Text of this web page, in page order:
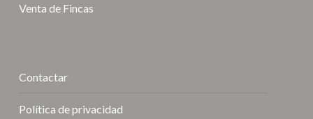
Venta de Fincas
Contactar
Política de privacidad